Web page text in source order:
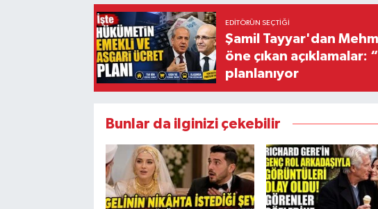
EDITÖRÜN SEÇTIĞI
Şamil Tayyar'dan
öne çıkan
planlanıyor
Bunlar da ilginizi çekebilir